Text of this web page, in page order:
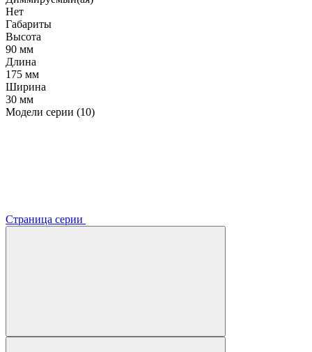
Нет
Габариты
Высота
90 мм
Длина
175 мм
Ширина
30 мм
Модели серии (10)
Страница серии